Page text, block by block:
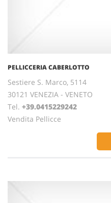
PELLICCERIA CABERLOTTO
Sestiere S. Marco, 5114
30121 VENEZIA - VENETO
Tel. +39.0415229242
Vendita Pellicce